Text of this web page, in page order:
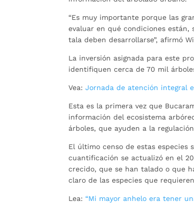
“Es muy importante porque las
evaluar en qué condiciones
tala deben desarrollarse”, afirmó
La inversión asignada para este
identifiquen cerca de 70 mil
Vea:Jornada de atención integral
Esta es la primera vez que
información del ecosistema
árboles, que ayuden a la
El último censo de estas especies
cuantificación se actualizó en el
crecido, que se han talado o que
claro de las especies que
Lea:“Mi mayor anhelo era tener